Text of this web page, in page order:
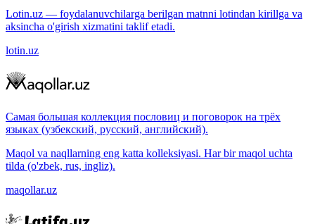
Lotin.uz — foydalanuvchilarga berilgan matnni lotindan kirillga va
aksincha o'girish xizmatini taklif etadi.
lotin.uz
Самая большая коллекция пословиц и поговорок на трёх
языках (узбекский, русский, английский).
Maqol va naqllarning eng katta kolleksiyasi. Har bir maqol uchta
tilda (o'zbek, rus, ingliz).
maqollar.uz